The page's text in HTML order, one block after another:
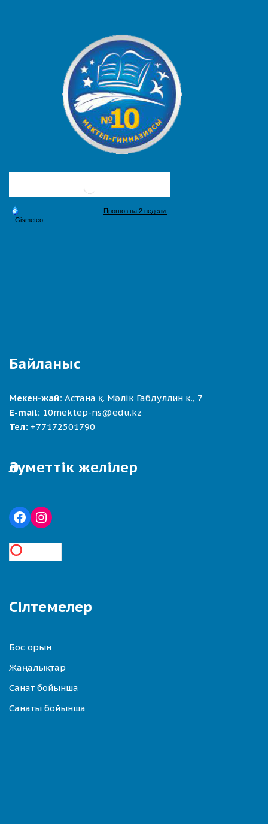
Байланыс
Мекен-жай: Астана қ. Мәлік Габдуллин к., 7
E-mail: 10mektep-ns@edu.kz
Тел: +77172501790
Әлуметтік желілер
Сілтемелер
Бос орын
Жаңалықтар
Санат бойынша
Санаты бойынша